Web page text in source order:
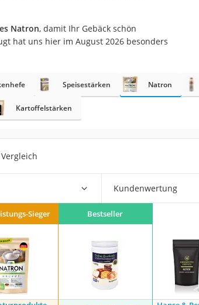
Zuckerzusatz
Natron, damit Ihr Gebäck schön
hat uns hier im August 2026 besonders
Speisestärken Natron
Kartoffelstärken
Kundenwertung
Sieger Bestseller